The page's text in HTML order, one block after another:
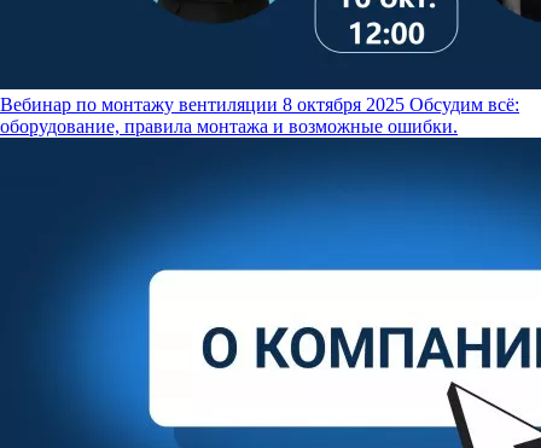
Вебинар по монтажу вентиляции 8 октября 2025 Обсудим всё:
оборудование, правила монтажа и возможные ошибки.